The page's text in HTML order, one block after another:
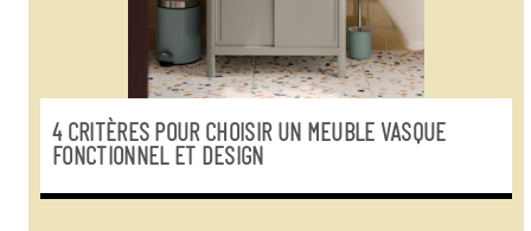
4 CRITÈRES POUR CHOISIR UN MEUBLE VASQUE
FONCTIONNEL ET DESIGN